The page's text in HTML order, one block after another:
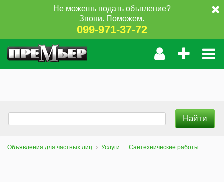
Не можешь подать объвление?
Звони. Поможем.
099-971-37-72
Объявления для частных лиц Услуги Сантехнические работы